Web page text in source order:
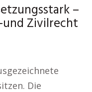
–
Zivilrecht
Die